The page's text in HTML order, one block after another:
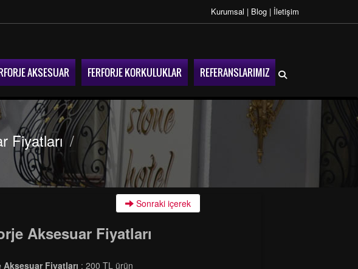
Kurumsal | Blog | İletişim
AKSESUAR FERFORJE KORKULUKLAR REFERANSLARIMIZ
Fiyatları /
Sonraki içerek
Aksesuar Fiyatları
Aksesuar Fiyatları : 200 TL ürün